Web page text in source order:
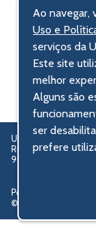
UFCSPA –
Rua Sarmento Leite,
90050-170 Porto
Política de privacidade
© 2009-2026 UFCSPA
Ao navegar,
Uso e
serviços da
Este site
melhor
Alguns são
ser
prefere